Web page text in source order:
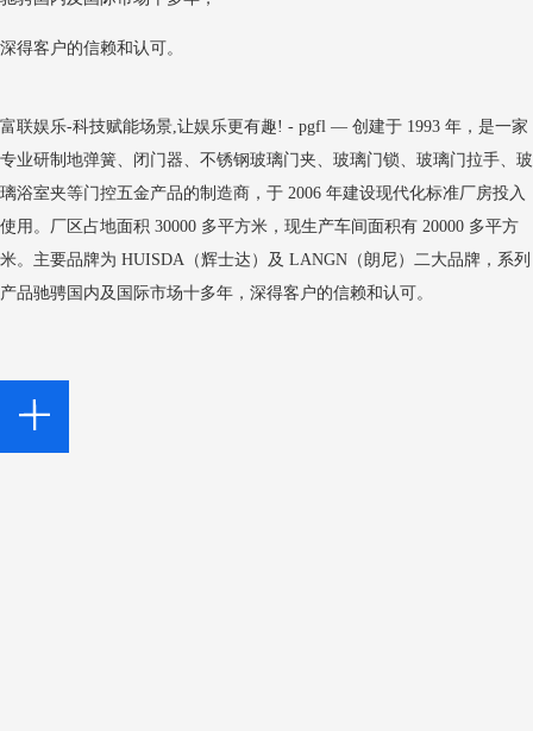
深得客户的信赖和认可。
富联娱乐-科技赋能场景,让娱乐更有趣! - pgfl — 创建于 1993 年，是一家
专业研制地弹簧、闭门器、不锈钢玻璃门夹、玻璃门锁、玻璃门拉手、玻
璃浴室夹等门控五金产品的制造商，于 2006 年建设现代化标准厂房投入
使用。厂区占地面积 30000 多平方米，现生产车间面积有 20000 多平方
米。主要品牌为 HUISDA（辉士达）及 LANGN（朗尼）二大品牌，系列
产品驰骋国内及国际市场十多年，深得客户的信赖和认可。